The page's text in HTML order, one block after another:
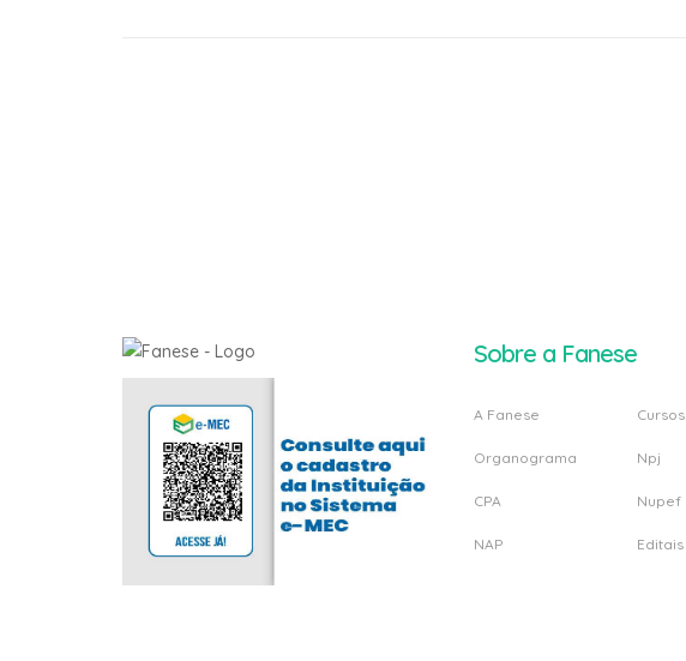
Sobre a Fanese
A Fanese
Organograma
CPA
NAP
Cursos
Npj
Nupef
Editais